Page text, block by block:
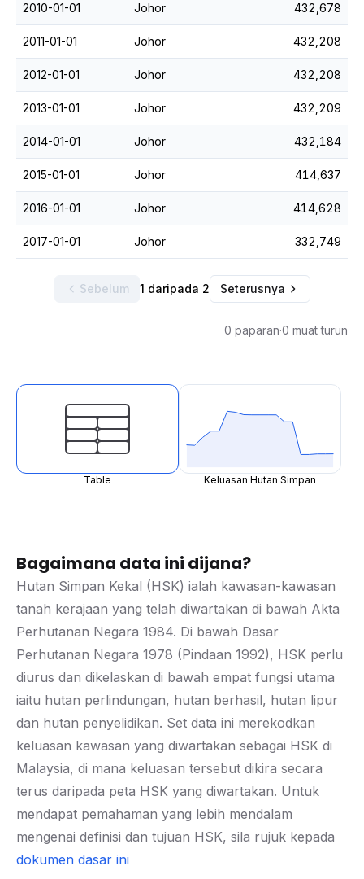
2010-01-01 Johor 432,678
2011-01-01 Johor 432,208
2012-01-01 Johor 432,208
2013-01-01 Johor 432,209
2014-01-01 Johor 432,184
2015-01-01 Johor 414,637
2016-01-01 Johor 414,628
2017-01-01 Johor 332,749
Sebelum 1 daripada 2 Seterusnya
0 paparan·0 muat turun
Table Keluasan Hutan Simpan
Bagaimana data ini dijana?
Hutan Simpan Kekal (HSK) ialah kawasan-kawasan
tanah kerajaan yang telah diwartakan di bawah Akta
Perhutanan Negara 1984. Di bawah Dasar
Perhutanan Negara 1978 (Pindaan 1992), HSK perlu
diurus dan dikelaskan di bawah empat fungsi utama
iaitu hutan perlindungan, hutan berhasil, hutan lipur
dan hutan penyelidikan. Set data ini merekodkan
keluasan kawasan yang diwartakan sebagai HSK di
Malaysia, di mana keluasan tersebut dikira secara
terus daripada peta HSK yang diwartakan. Untuk
mendapat pemahaman yang lebih mendalam
mengenai definisi dan tujuan HSK, sila rujuk kepada
dokumen dasar ini